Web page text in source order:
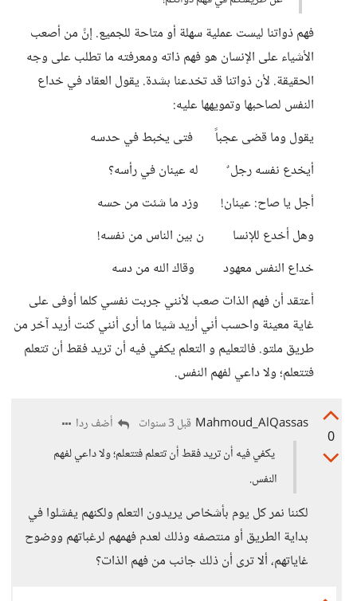
فهم ذواتنا ليست عملية سهلة أو متاحة للجميع. إنً من أصعب
الأشياء على الإنسان هو فهم ذاته ومعرفته ما تطلب على وجه
الحقيقة. لأن ذواتنا قد تخدعنا بشدة. يقول العقاد في خداع
النفس لصاحبها وتمويهها عليه:
يقول وما قضى عجباً فتى يخبط في حدسه
أيخدع نفسه رجل ٌ له عينان في رأسه؟
أجل يا صاح: عينان! وزد ما شئت من حسه
وهل أخدع للإنسا ن بين الناس من نفسه!
خداع النفس معهود وقاك الله من دسه
أعتقد أن فهم الذات صعب لأنني جربت نفسي كلما أوفى على
غاية معينة واحسب أني أريد شيئا ما أرى أنني كنت أريد آخر من
طريق ملتو. فالتعليم و التعلم يكفي فيه أن تريد فقط أن تتعلم
فتتعلم؛ ولا داعي لفهم النفس.
0
Mahmoud_AlQassas قبل 3 سنوات
أضف ردا
يكفي فيه أن تريد فقط أن تتعلم فتتعلم؛ ولا داعي لفهم
النفس.
لكننا نمر كل يوم بأشخاص يريدون التعلم ولكنهم يفشلوا في
بداية الطريق أو منتصفه وذلك لعدم فهمهم لرغباتهم ووضوح
غاياتهم، ألا ترى أن ذلك جانب من فهم الذات؟